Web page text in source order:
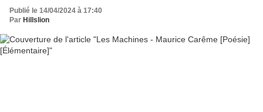
Publié le 14/04/2024 à 17:40
Par Hillslion